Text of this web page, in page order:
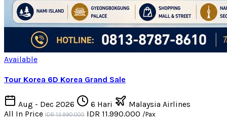
Available
Tour Korea 6D Korea Grand Sale
Aug - Dec 2026 6 Hari
Malaysia Airlines
All In Price IDR 13.990.000 IDR 11.990.000 /Pax